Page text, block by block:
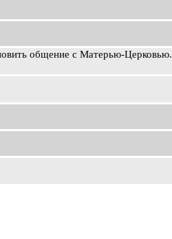
общение с Матерью-Церковью.